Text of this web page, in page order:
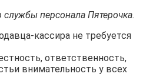
персонала Пятерочка.
кассира не требуется
ответственность,
внимательность у всех